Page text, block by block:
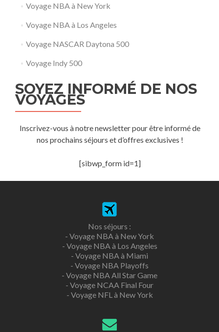
Voyage NBA à New York
Voyage NBA à Los Angeles
Voyage NASCAR Daytona 500
Voyage Indy 500
SOYEZ INFORMÉ DE NOS
VOYAGES
Inscrivez-vous à notre newsletter pour être informé de
nos prochains séjours et d’offres exclusives !
[sibwp_form id=1]
Nos séjours :
- Voyage NBA à New York
- Voyage NBA à Los Angeles
- Voyage NBA à Miami
- Voyage NBA Playoffs
- Voyage NBA All Star Game
- Voyage NCAA Final Four
- Voyage NFL à New York